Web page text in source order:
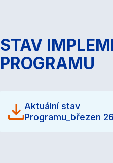
STAV
PROGRAMU
Aktuální stav
Programu_březen 26